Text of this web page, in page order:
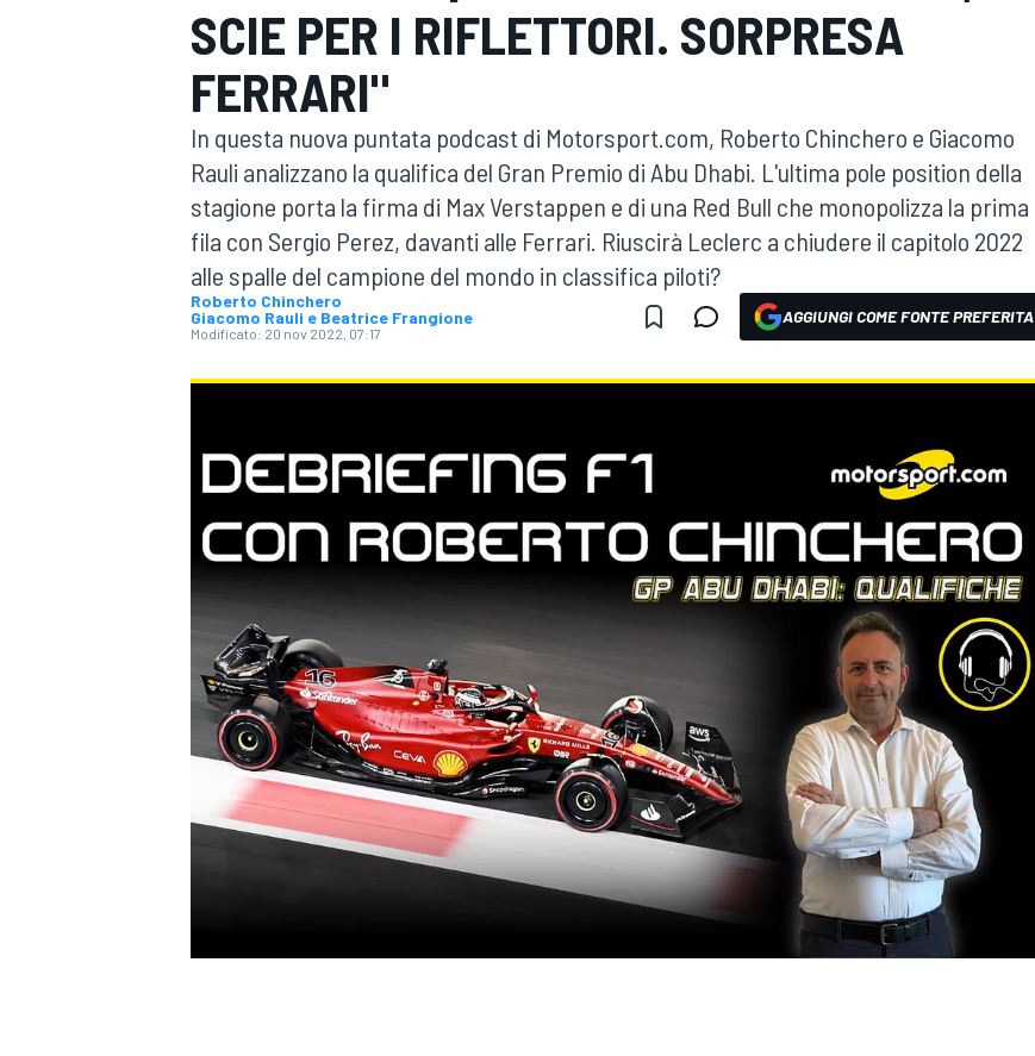
MOTOGP WEC
WRC
SCIE PER I RIFLETTORI. SORPRESA
FERRARI"
In questa nuova puntata podcast di Motorsport.com, Roberto Chinchero e Giacomo
Rauli analizzano la qualifica del Gran Premio di Abu Dhabi. L'ultima pole position della
stagione porta la firma di Max Verstappen e di una Red Bull che monopolizza la prima
fila con Sergio Perez, davanti alle Ferrari. Riuscirà Leclerc a chiudere il capitolo 2022
alle spalle del campione del mondo in classifica piloti?
Roberto Chinchero
Giacomo Rauli e Beatrice Frangione
Modificato: 20 nov 2022, 07:17
AGGIUNGI COME FONTE PREFERITA